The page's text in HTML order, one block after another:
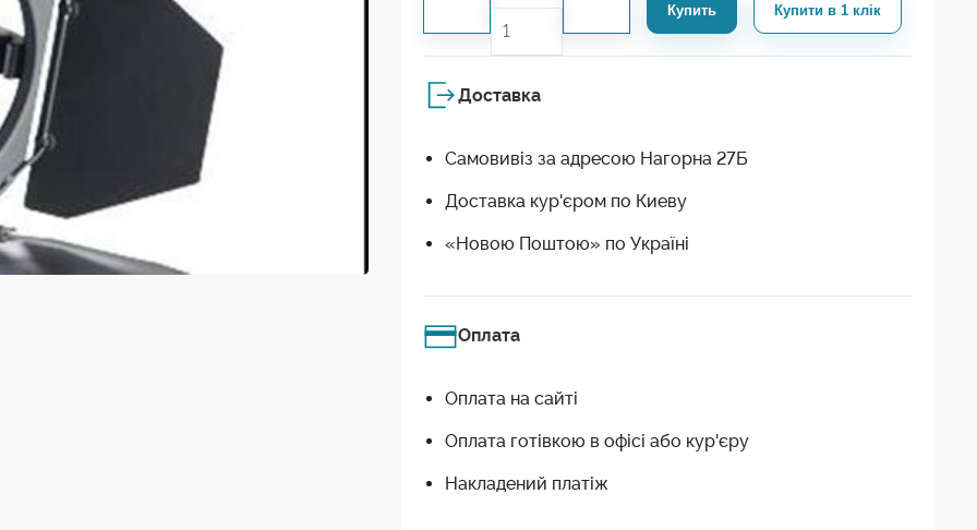
Купить Купити в 1 клік
Доставка
Самовивіз за адресою Нагорна 27Б
Доставка кур'єром по Киеву
«Новою Поштою» по Україні
Оплата
Оплата на сайті
Оплата готівкою в офісі або кур'єру
Накладений платіж